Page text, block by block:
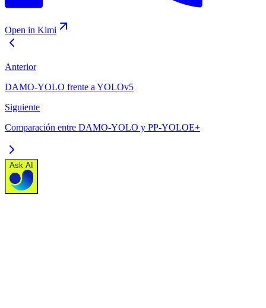
Open in Kimi
Anterior
DAMO-YOLO frente a YOLOv5
Siguiente
Comparación entre DAMO-YOLO y PP-YOLOE+
Ask AI